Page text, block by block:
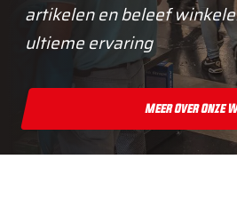
artikelen en beleef
ultieme ervaring
Meer Over Onze